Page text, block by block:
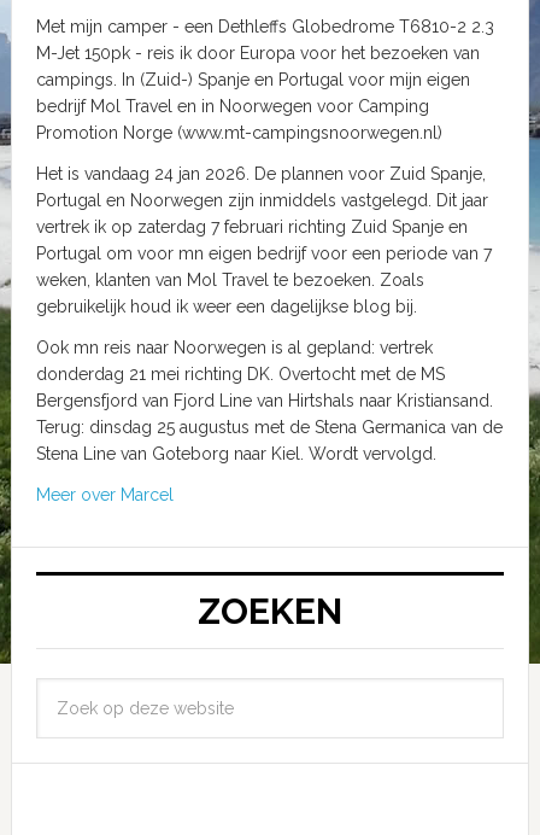
Met mijn camper - een Dethleffs Globedrome T6810-2 2.3
M-Jet 150pk - reis ik door Europa voor het bezoeken van
campings. In (Zuid-) Spanje en Portugal voor mijn eigen
bedrijf Mol Travel en in Noorwegen voor Camping
Promotion Norge (www.mt-campingsnoorwegen.nl)
Het is vandaag 24 jan 2026. De plannen voor Zuid Spanje,
Portugal en Noorwegen zijn inmiddels vastgelegd. Dit jaar
vertrek ik op zaterdag 7 februari richting Zuid Spanje en
Portugal om voor mn eigen bedrijf voor een periode van 7
weken, klanten van Mol Travel te bezoeken. Zoals
gebruikelijk houd ik weer een dagelijkse blog bij.
Ook mn reis naar Noorwegen is al gepland: vertrek
donderdag 21 mei richting DK. Overtocht met de MS
Bergensfjord van Fjord Line van Hirtshals naar Kristiansand.
Terug: dinsdag 25 augustus met de Stena Germanica van de
Stena Line van Goteborg naar Kiel. Wordt vervolgd.
Meer over Marcel
ZOEKEN